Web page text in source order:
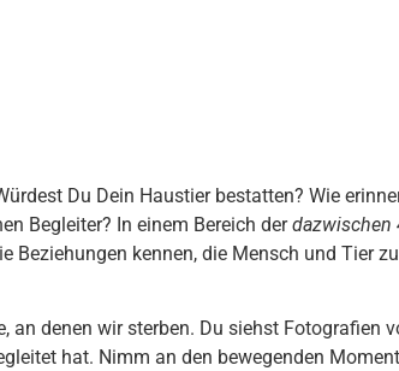
Du Dein Haustier bestatten? Wie
Begleiter? In einem Bereich derdazwischen
Beziehungen kennen, die Mensch und Tier zu
an denen wir sterben. Du siehst Fotografien
hat. Nimm an den bewegenden